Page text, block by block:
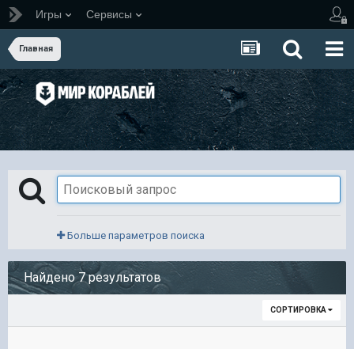
Игры Сервисы
Главная
Больше параметров поиска
Найдено 7 результатов
СОРТИРОВКА